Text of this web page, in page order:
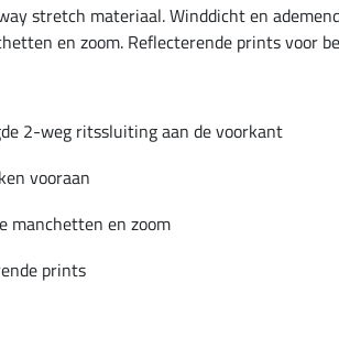
stretch materiaal. Winddicht en
en zoom. Reflecterende prints voor
2-weg ritssluiting aan de voorkant
vooraan
manchetten en zoom
prints